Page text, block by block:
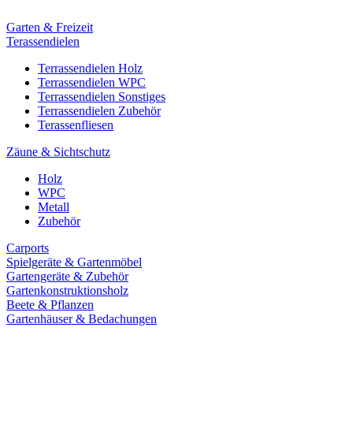
Garten & Freizeit
Terassendielen
Terrassendielen Holz
Terrassendielen WPC
Terrassendielen Sonstiges
Terrassendielen Zubehör
Terassenfliesen
Zäune & Sichtschutz
Holz
WPC
Metall
Zubehör
Carports
Spielgeräte & Gartenmöbel
Gartengeräte & Zubehör
Gartenkonstruktionsholz
Beete & Pflanzen
Gartenhäuser & Bedachungen